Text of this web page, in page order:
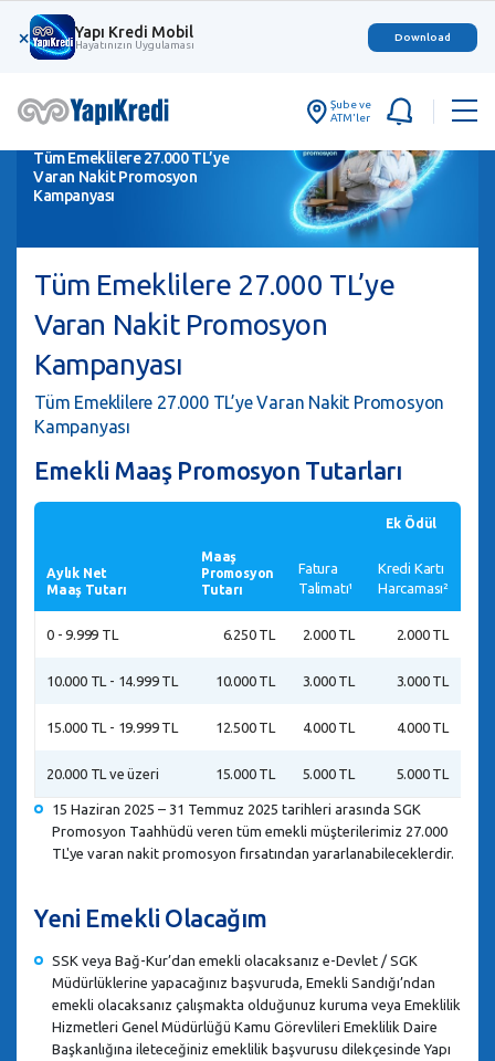
× Yapı Kredi Mobil
Hayatınızın Uygulaması
Download
Şube ve
ATM'ler
Tüm Emeklilere 27.000 TL’ye
Varan Nakit Promosyon
Kampanyası
Tüm Emeklilere 27.000 TL’ye
Varan Nakit Promosyon
Kampanyası
Tüm Emeklilere 27.000 TL’ye Varan Nakit Promosyon
Kampanyası
Emekli Maaş Promosyon Tutarları
Aylık Net
Maaş Tutarı
Maaş
Promosyon
Tutarı
Ek Ödül
Fatura
Talimatı¹
Kredi Kartı
Harcaması²
0 - 9.999 TL 6.250 TL 2.000 TL 2.000 TL
10.000 TL - 14.999 TL 10.000 TL 3.000 TL 3.000 TL
15.000 TL - 19.999 TL 12.500 TL 4.000 TL 4.000 TL
20.000 TL ve üzeri 15.000 TL 5.000 TL 5.000 TL
15 Haziran 2025 – 31 Temmuz 2025 tarihleri arasında SGK
Promosyon Taahhüdü veren tüm emekli müşterilerimiz 27.000
TL'ye varan nakit promosyon fırsatından yararlanabileceklerdir.
Yeni Emekli Olacağım
SSK veya Bağ-Kur’dan emekli olacaksanız e-Devlet / SGK
Müdürlüklerine yapacağınız başvuruda, Emekli Sandığı’ndan
emekli olacaksanız çalışmakta olduğunuz kuruma veya Emeklilik
Hizmetleri Genel Müdürlüğü Kamu Görevlileri Emeklilik Daire
Başkanlığına ileteceğiniz emeklilik başvurusu dilekçesinde Yapı